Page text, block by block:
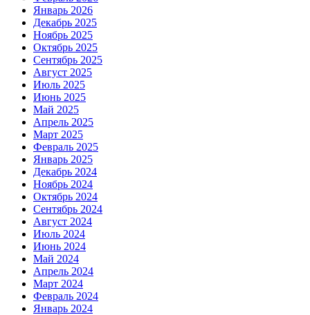
Январь 2026
Декабрь 2025
Ноябрь 2025
Октябрь 2025
Сентябрь 2025
Август 2025
Июль 2025
Июнь 2025
Май 2025
Апрель 2025
Март 2025
Февраль 2025
Январь 2025
Декабрь 2024
Ноябрь 2024
Октябрь 2024
Сентябрь 2024
Август 2024
Июль 2024
Июнь 2024
Май 2024
Апрель 2024
Март 2024
Февраль 2024
Январь 2024